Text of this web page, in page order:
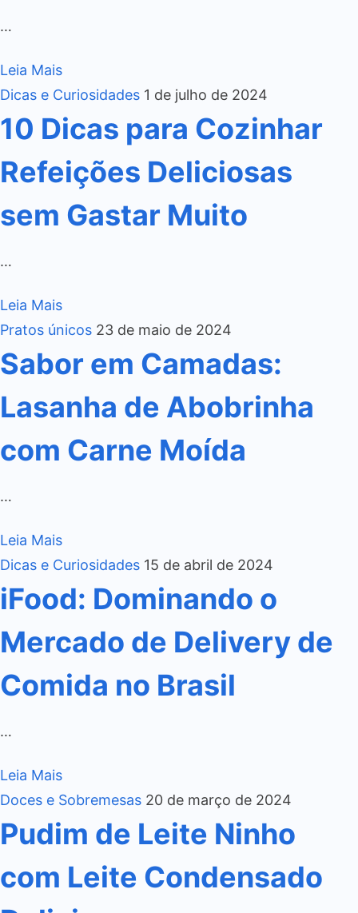
…
Leia Mais
Dicas e Curiosidades 1 de julho de 2024
10 Dicas para Cozinhar
Refeições Deliciosas
sem Gastar Muito
…
Leia Mais
Pratos únicos 23 de maio de 2024
Sabor em Camadas:
Lasanha de Abobrinha
com Carne Moída
…
Leia Mais
Dicas e Curiosidades 15 de abril de 2024
iFood: Dominando o
Mercado de Delivery de
Comida no Brasil
…
Leia Mais
Doces e Sobremesas 20 de março de 2024
Pudim de Leite Ninho
com Leite Condensado